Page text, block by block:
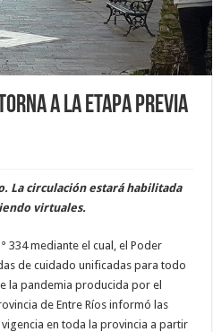
a la etapa previa
La circulación estará habilitada
virtuales.
334 mediante el cual, el Poder
de cuidado unificadas para todo
la pandemia producida por el
de Entre Ríos informó las
en toda la provincia a partir